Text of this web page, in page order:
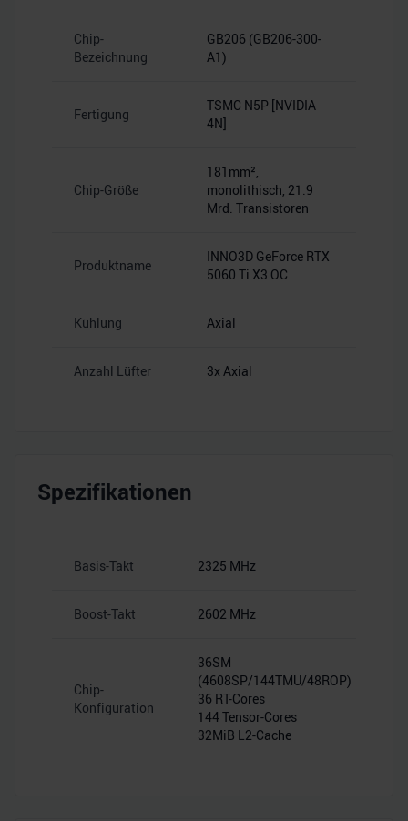
Chip-
Bezeichnung
GB206 (GB206-300-
A1)
Fertigung
TSMC N5P [NVIDIA
4N]
Chip-Größe
181mm²,
monolithisch, 21.9
Mrd. Transistoren
Produktname
INNO3D GeForce RTX
5060 Ti X3 OC
Kühlung Axial
Anzahl Lüfter 3x Axial
Spezifikationen
Basis-Takt 2325 MHz
Boost-Takt 2602 MHz
Chip-
Konfiguration
36SM
(4608SP/144TMU/48ROP)
36 RT-Cores
144 Tensor-Cores
32MiB L2-Cache